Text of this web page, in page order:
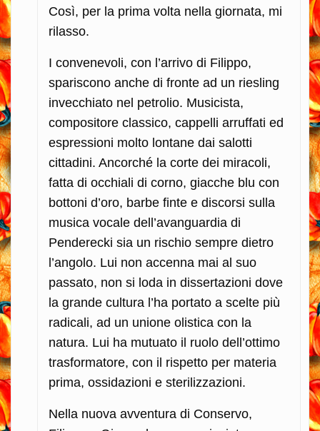
Così, per la prima volta nella giornata, mi
rilasso.
I convenevoli, con l’arrivo di Filippo,
spariscono anche di fronte ad un riesling
invecchiato nel petrolio. Musicista,
compositore classico, cappelli arruffati ed
espressioni molto lontane dai salotti
cittadini. Ancorché la corte dei miracoli,
fatta di occhiali di corno, giacche blu con
bottoni d’oro, barbe finte e discorsi sulla
musica vocale dell’avanguardia di
Penderecki sia un rischio sempre dietro
l’angolo. Lui non accenna mai al suo
passato, non si loda in dissertazioni dove
la grande cultura l’ha portato a scelte più
radicali, ad un unione olistica con la
natura. Lui ha mutuato il ruolo dell’ottimo
trasformatore, con il rispetto per materia
prima, ossidazioni e sterilizzazioni.
Nella nuova avventura di Conservo,